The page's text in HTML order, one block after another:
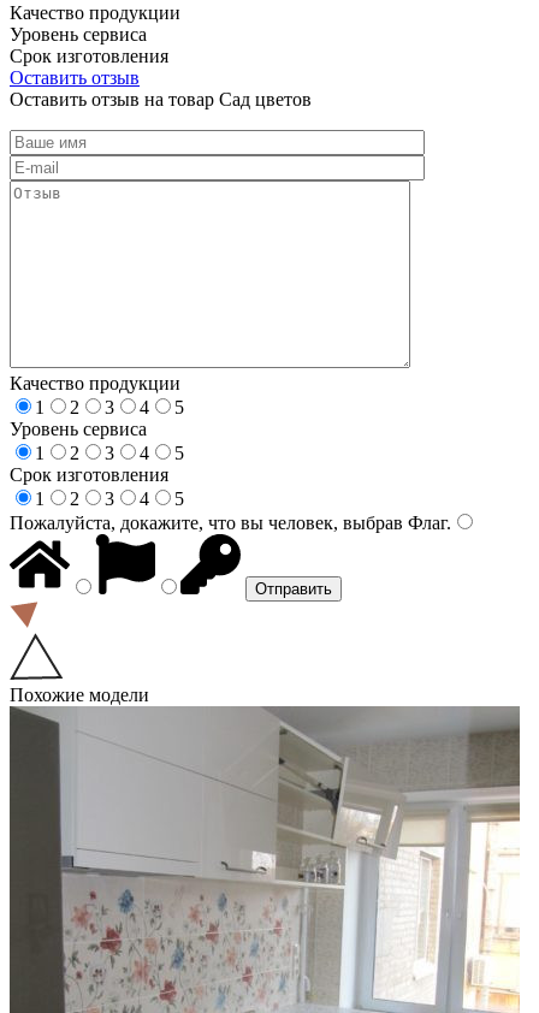
Качество продукции
Уровень сервиса
Срок изготовления
Оставить отзыв
Оставить отзыв на товар Сад цветов
Качество продукции
1
2 3 4
5
Уровень сервиса
1
2 3 4
5
Срок изготовления
1
2 3 4
5
Пожалуйста, докажите, что вы человек, выбрав Флаг.
Похожие модели